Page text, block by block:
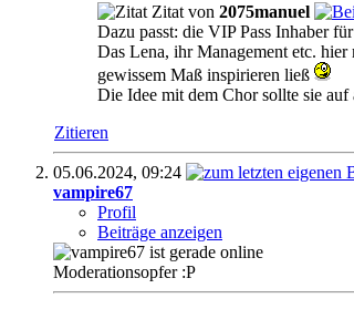
Zitat von 2075manuel
Dazu passt: die VIP Pass Inhaber
Das Lena, ihr Management etc.
gewissem Maß inspirieren ließ
Die Idee mit dem Chor sollte sie
Zitieren
05.06.2024, 09:24
vampire67
Profil
Beiträge anzeigen
Moderationsopfer :P